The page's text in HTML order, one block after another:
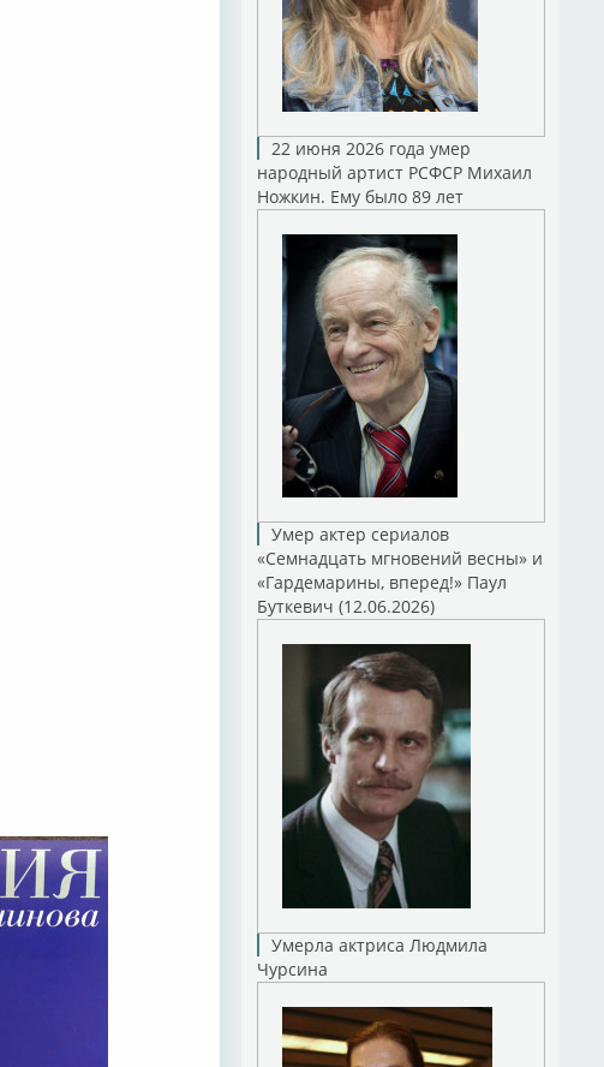
22 июня 2026 года умер
народный артист РСФСР Михаил
Ножкин. Ему было 89 лет
Умер актер сериалов
«Семнадцать мгновений весны» и
«Гардемарины, вперед!» Паул
Буткевич (12.06.2026)
Умерла актриса Людмила
Чурсина